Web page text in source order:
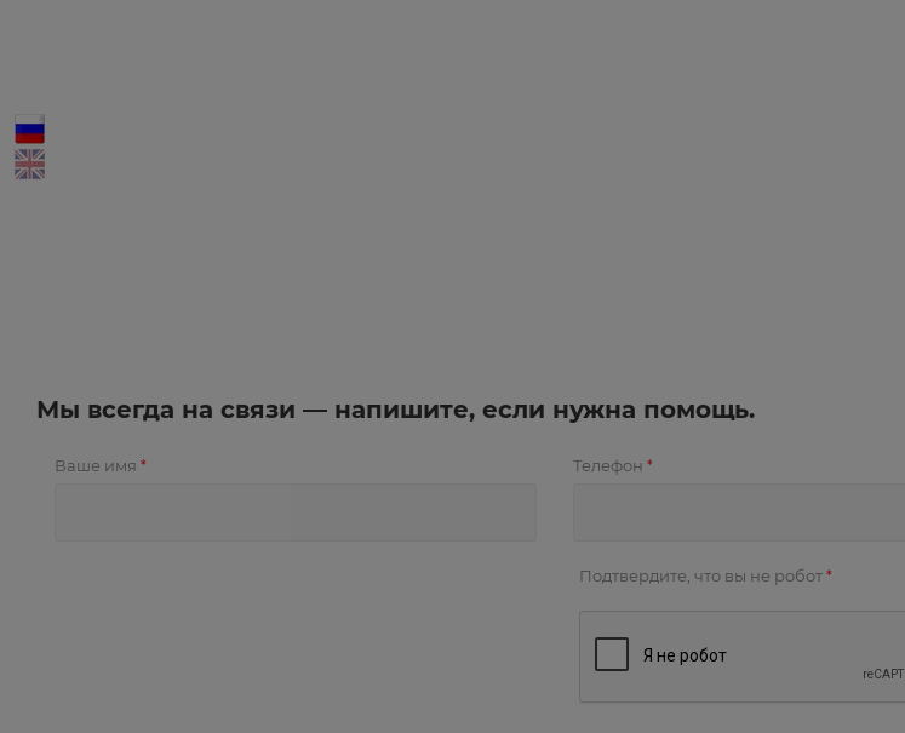
Мы всегда на связи — напишите, если нужна помощь.
Ваше имя* Телефон*
Подтвердите, что вы не робот *